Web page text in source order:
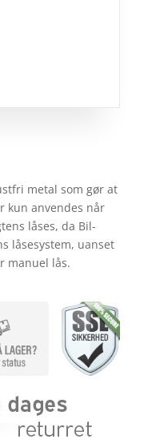
metal som gør at
kun anvendes når
låses, da Bil-
låsesystem, uanset
manuel lås.